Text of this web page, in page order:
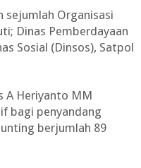
sejumlah Organisasi
Dinas Pemberdayaan
Sosial (Dinsos), Satpol
A Heriyanto MM
bagi penyandang
berjumlah 89